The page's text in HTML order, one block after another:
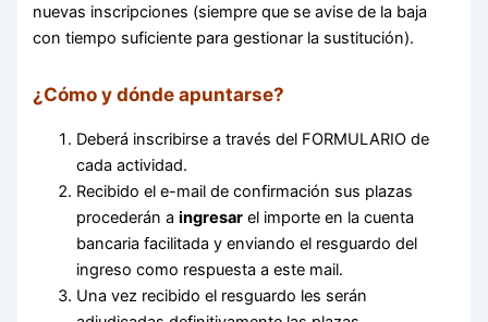
nuevas inscripciones (siempre que se avise de la baja
con tiempo suficiente para gestionar la sustitución).
¿Cómo y dónde apuntarse?
Deberá inscribirse a través del FORMULARIO de
cada actividad.
Recibido el e-mail de confirmación sus plazas
procederán aingresar el importe en la cuenta
bancaria facilitada y enviando el resguardo del
ingreso como respuesta a este mail.
Una vez recibido el resguardo les serán